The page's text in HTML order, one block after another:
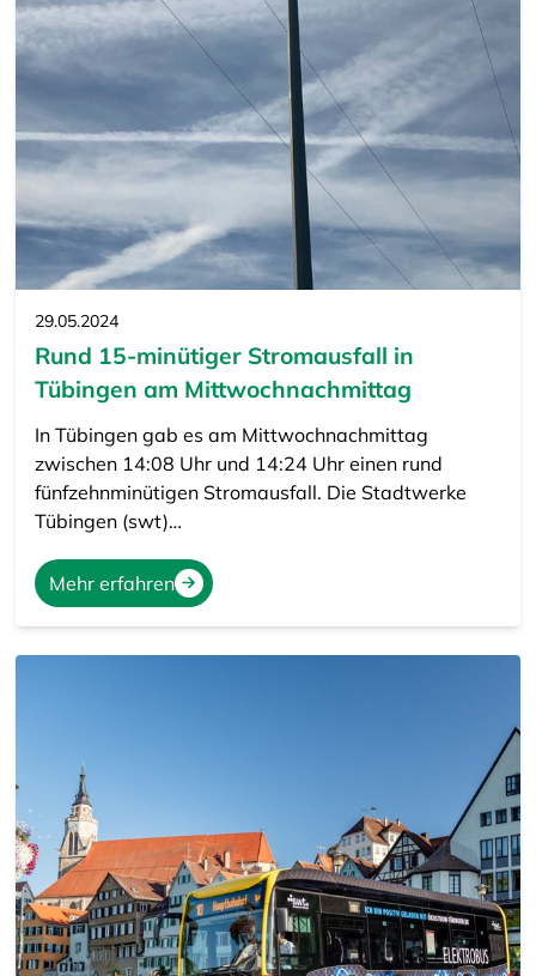
29.05.2024
Rund 15-minütiger Stromausfall in
Tübingen am Mittwochnachmittag
In Tübingen gab es am Mittwochnachmittag
zwischen 14:08 Uhr und 14:24 Uhr einen rund
fünfzehnminütigen Stromausfall. Die Stadtwerke
Tübingen (swt)…
Mehr erfahren